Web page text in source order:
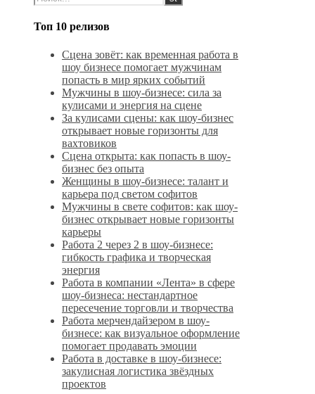
Топ 10 релизов
Сцена зовёт: как временная работа в
шоу бизнесе помогает мужчинам
попасть в мир ярких событий
Мужчины в шоу-бизнесе: сила за
кулисами и энергия на сцене
За кулисами сцены: как шоу-бизнес
открывает новые горизонты для
вахтовиков
Сцена открыта: как попасть в шоу-
бизнес без опыта
Женщины в шоу-бизнесе: талант и
карьера под светом софитов
Мужчины в свете софитов: как шоу-
бизнес открывает новые горизонты
карьеры
Работа 2 через 2 в шоу-бизнесе:
гибкость графика и творческая
энергия
Работа в компании «Лента» в сфере
шоу-бизнеса: нестандартное
пересечение торговли и творчества
Работа мерчендайзером в шоу-
бизнесе: как визуальное оформление
помогает продавать эмоции
Работа в доставке в шоу-бизнесе:
закулисная логистика звёздных
проектов